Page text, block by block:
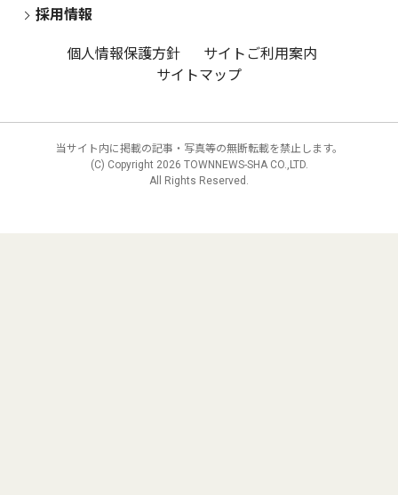
採用情報
個人情報保護方針
サイトご利用案内
サイトマップ
当サイト内に掲載の記事・写真等の無断転載を禁止します。
(C) Copyright 2026 TOWNNEWS-SHA CO.,LTD.
All Rights Reserved.